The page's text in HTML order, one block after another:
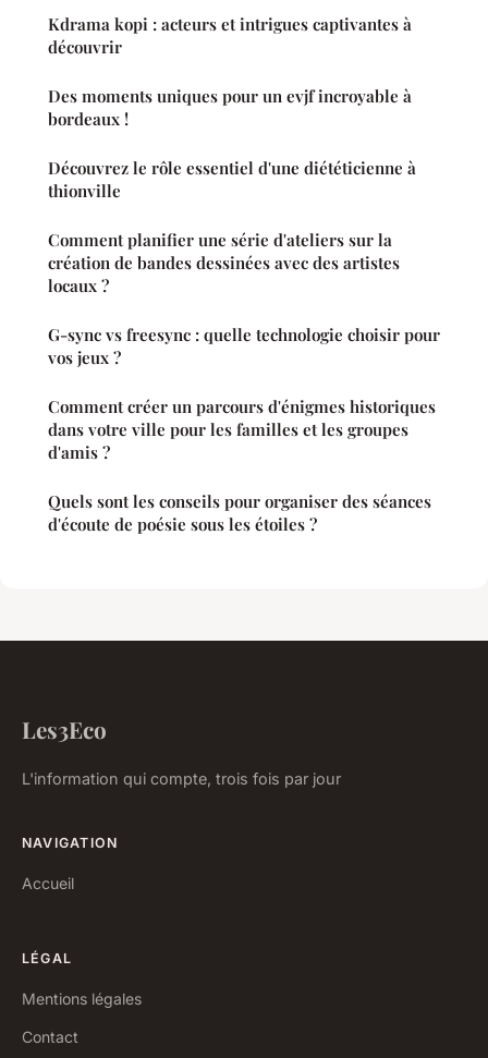
Kdrama kopi : acteurs et intrigues captivantes à
découvrir
Des moments uniques pour un evjf incroyable à
bordeaux !
Découvrez le rôle essentiel d'une diététicienne à
thionville
Comment planifier une série d'ateliers sur la
création de bandes dessinées avec des artistes
locaux ?
G-sync vs freesync : quelle technologie choisir pour
vos jeux ?
Comment créer un parcours d'énigmes historiques
dans votre ville pour les familles et les groupes
d'amis ?
Quels sont les conseils pour organiser des séances
d'écoute de poésie sous les étoiles ?
Les3Eco
L'information qui compte, trois fois par jour
NAVIGATION
Accueil
LÉGAL
Mentions légales
Contact